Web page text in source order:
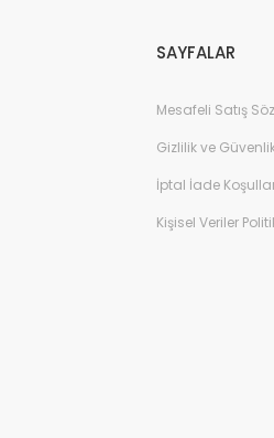
SAYFALAR
Mesafeli Satış
Gizlilik ve
İptal İade
Kişisel Veriler